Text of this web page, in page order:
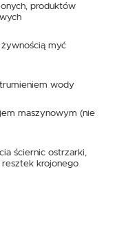
produktów
myć
wody
maszynowym (nie
ściernic ostrzarki,
krojonego